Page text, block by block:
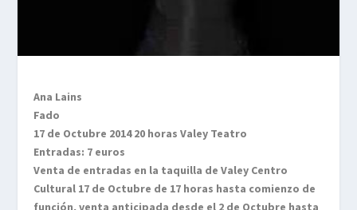
Ana Lains
Fado
17 de Octubre 2014 20 horas Valey Teatro
Entradas: 7 euros
Venta de entradas en la taquilla de Valey Centro
Cultural 17 de Octubre de 17 horas hasta comienzo de
función, venta anticipada desde el 2 de Octubre hasta